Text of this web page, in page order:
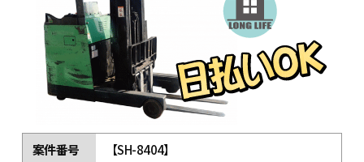
案件番号 【SH-8404】